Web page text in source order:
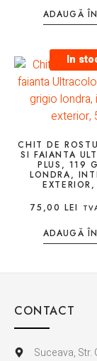
ADAUGĂ
In
CHIT DE
SI FAIANTA
PLUS, 119
LONDRA,
75,00LEI
ADAUGĂ
CONTACT
Suceava, Str.